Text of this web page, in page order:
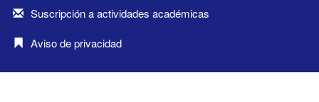
Suscripción a actividades académicas
Aviso de privacidad